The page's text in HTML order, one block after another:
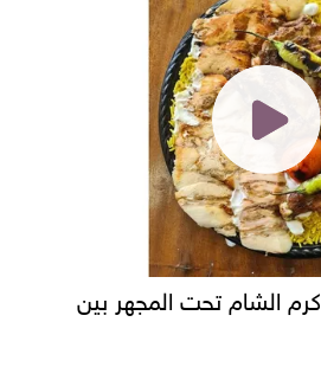
الشام تحت المجهر بين